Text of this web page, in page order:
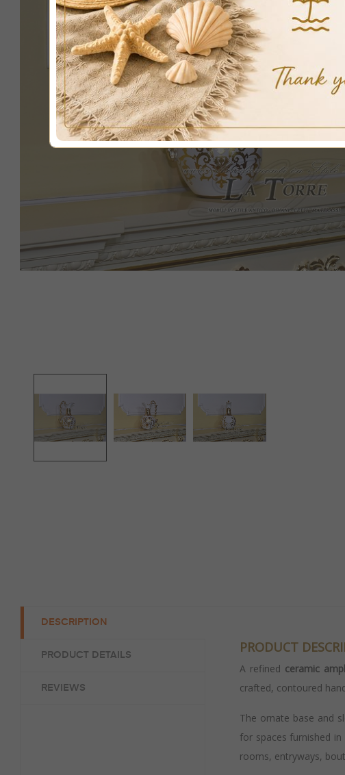
DESCRIPTION
PRODUCT DETAILS
REVIEWS
PRODUCT
A refined ceramic
crafted, contoured
The ornate base and
for spaces furnished
rooms, entryways,